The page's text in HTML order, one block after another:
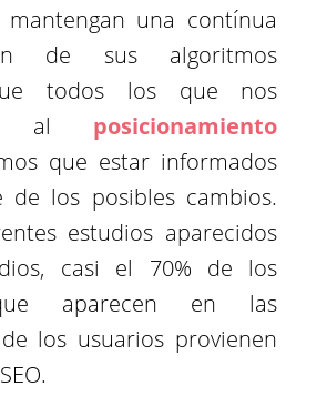
mantengan una contínua
de sus algoritmos
todos los que nos
al posicionamiento
que estar informados
de los posibles cambios.
estudios aparecidos
casi el 70% de los
aparecen en las
los usuarios provienen